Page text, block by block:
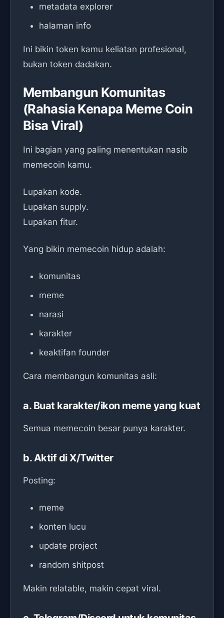
metadata explorer
halaman info
Ini bikin token kamu keliatan profesional,
bukan token dadakan.
Membangun Komunitas
(Rahasia Kenapa Meme Coin
Bisa Viral)
Ini bagian yang paling menentukan nasib
memecoin kamu.
Lupakan kode.
Lupakan supply.
Lupakan fitur.
Yang bikin memecoin hidup adalah:
komunitas
meme
narasi
karakter
keaktifan founder
Cara membangun komunitas asli:
a. Buat karakter/ikon meme yang kuat
Semua memecoin besar punya karakter.
b. Aktif di X/Twitter
Posting:
meme
konten lucu
update project
random shitpost
Makin relatable, makin cepat viral.